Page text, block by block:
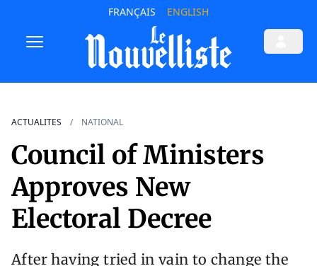
FRANÇAIS ENGLISH
ACTUALITES NATIONAL
Council of Ministers
Approves New
Electoral Decree
After having tried in vain to change the